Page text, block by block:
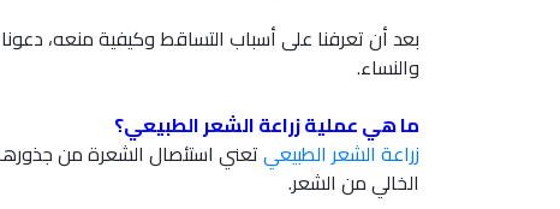
والنساء.
ما هي عملية زراعة الشعر الطبيعي؟
زراعة الشعر الطبيعيتعني استئصال الشعرة من
الخالي من الشعر.